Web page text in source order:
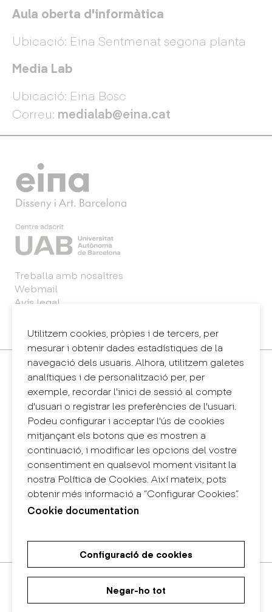
Aula oberta d'informàtica
Ubicació: Eina Sentmenat segona planta
Media Lab
Ubicació: Eina Bosc
Correu: medialab@eina.cat
Utilitzem cookies, pròpies i de tercers, per
mesurar i obtenir dades estadístiques de la
navegació dels usuaris. Alhora, utilitzem galetes
analítiques i de personalització per, per
exemple, recordar l'inici de sessió al compte
d'usuari o registrar les preferències de l'usuari.
Podeu configurar i acceptar l'ús de cookies
mitjançant els botons que es mostren a
continuació, i modificar les opcions del vostre
consentiment en qualsevol moment visitant la
nostra Política de Cookies. Així mateix, pots
obtenir més informació a “Configurar Cookies”.
Cookie documentation
Configuració de cookies
Negar-ho tot
Treballa amb nosaltres
Webmail
Avís legal
Sintema intern d'informació (canal de denúncies)
Contacte
+34 932 030 923
info@eina.cat
Eina Sentmenat
Passeig Santa Eulàlia, 25
08017 Barcelona
+34 672 31 86 57
Eina Bosc
Carrer del Bosc, 2
+34 675 78 48 03